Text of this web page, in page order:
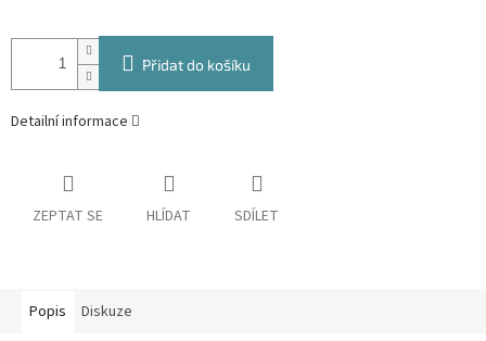
Přidat do košíku
Detailní informace
ZEPTAT SE HLÍDAT SDÍLET
Popis Diskuze